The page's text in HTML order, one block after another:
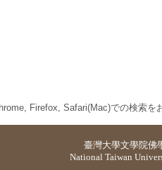
Firefox, Safari(Mac)での検索を
臺灣大學文學院佛
National Taiwan